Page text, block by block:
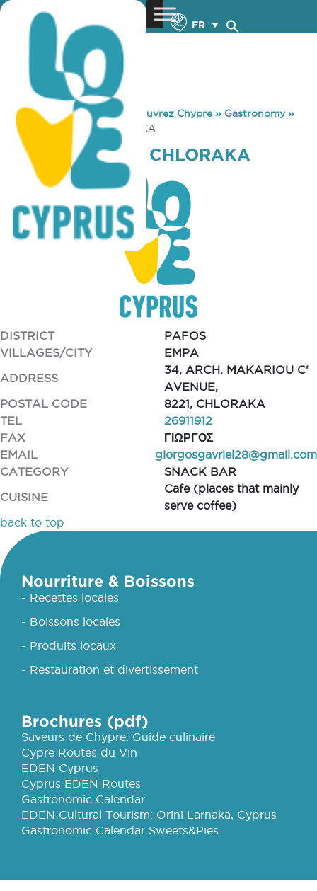
FR
You are here: Home »Découvrez Chypre» Gastronomy»
COFFEE ISLAND CHLORAKA
COFFEE ISLAND CHLORAKA
DISTRICT
PAFOS
VILLAGES/CITY
EMPA
ADDRESS
34, ARCH. MAKARIOU C'
AVENUE,
POSTAL CODE
8221, CHLORAKA
TEL
26911912
FAX
ΓΙΩΡΓΟΣ
EMAIL
giorgosgavriel28@gmail.com
CATEGORY
SNACK BAR
CUISINE
Cafe (places that mainly
serve coffee)
back to top
Nourriture & Boissons
- Recettes locales
- Boissons locales
- Produits locaux
- Restauration et divertissement
Brochures (pdf)
Saveurs de Chypre: Guide culinaire
Cypre Routes du Vin
EDEN Cyprus
Cyprus EDEN Routes
Gastronomic Calendar
EDEN Cultural Tourism: Orini Larnaka, Cyprus
Gastronomic Calendar Sweets&Pies